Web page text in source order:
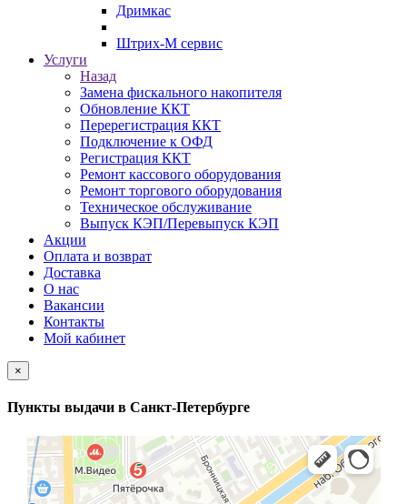
Дримкас
Штрих-М сервис
Услуги
Назад
Замена фискального накопителя
Обновление ККТ
Перерегистрация ККТ
Подключение к ОФД
Регистрация ККТ
Ремонт кассового оборудования
Ремонт торгового оборудования
Техническое обслуживание
Выпуск КЭП/Перевыпуск КЭП
Акции
Оплата и возврат
Доставка
О нас
Вакансии
Контакты
Мой кабинет
×
Пункты выдачи в Санкт-Петербурге